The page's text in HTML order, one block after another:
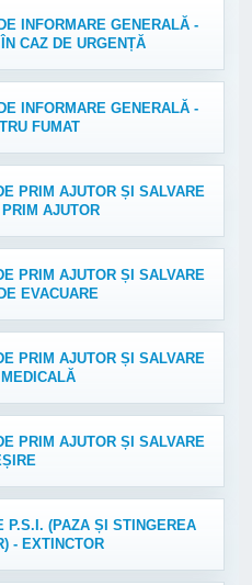
INFORMARE GENERALĂ -
CAZ DE URGENȚĂ
INFORMARE GENERALĂ -
FUMAT
PRIM AJUTOR ȘI SALVARE
AJUTOR
PRIM AJUTOR ȘI SALVARE
EVACUARE
PRIM AJUTOR ȘI SALVARE
PRIM AJUTOR ȘI SALVARE
P.S.I. (PAZA ȘI STINGEREA
- EXTINCTOR